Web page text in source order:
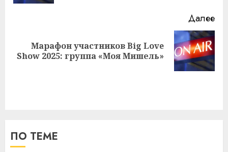
Далее
Следующая
запись:
Марафон участников Big Love
Show 2025: группа «Моя Мишель»
ПО ТЕМЕ